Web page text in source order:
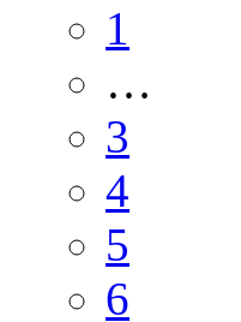
1
…
3
4
5
6